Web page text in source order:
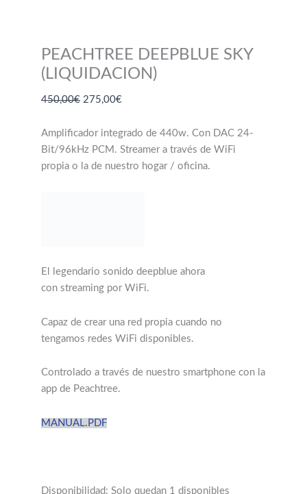
PEACHTREE DEEPBLUE SKY
(LIQUIDACION)
450,00€ El
original
era:
450,00€.
275,00€El
actual
es:
275,00€.
Amplificador integrado de 440w. Con DAC 24-
Bit/96kHz PCM. Streamer a través de WiFi
propia o la de nuestro hogar / oficina.
Capaz de crear una red propia cuando no
Controlado a través de nuestro smartphone con la
MANUAL.PDF
PEACHTREE